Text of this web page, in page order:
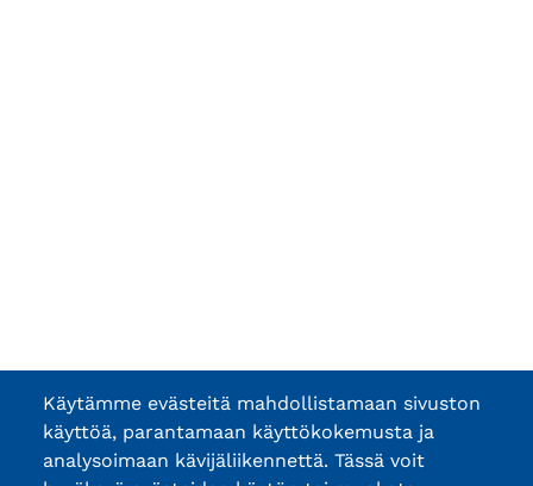
Käytämme evästeitä mahdollistamaan sivuston
käyttöä, parantamaan käyttökokemusta ja
analysoimaan kävijäliikennettä. Tässä voit